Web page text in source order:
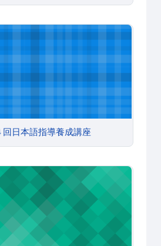
日本語指導養成講座
回日本語指導養成講座
日本語指導養成講座